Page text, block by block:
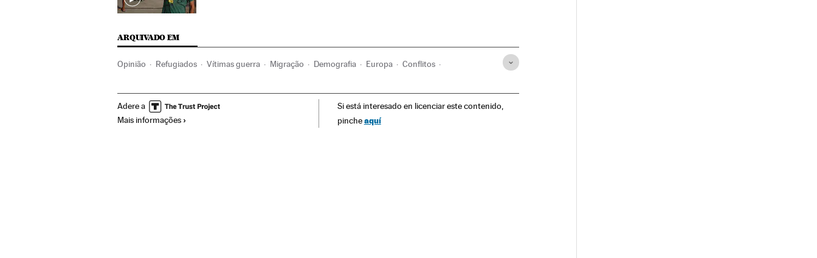
ARQUIVADO EM
Opinião Refugiados Vítimas guerra Migração Demografia Europa Conflitos
Adere a
Mais informações
Si está interesado en licenciar este contenido,
pincheaquí